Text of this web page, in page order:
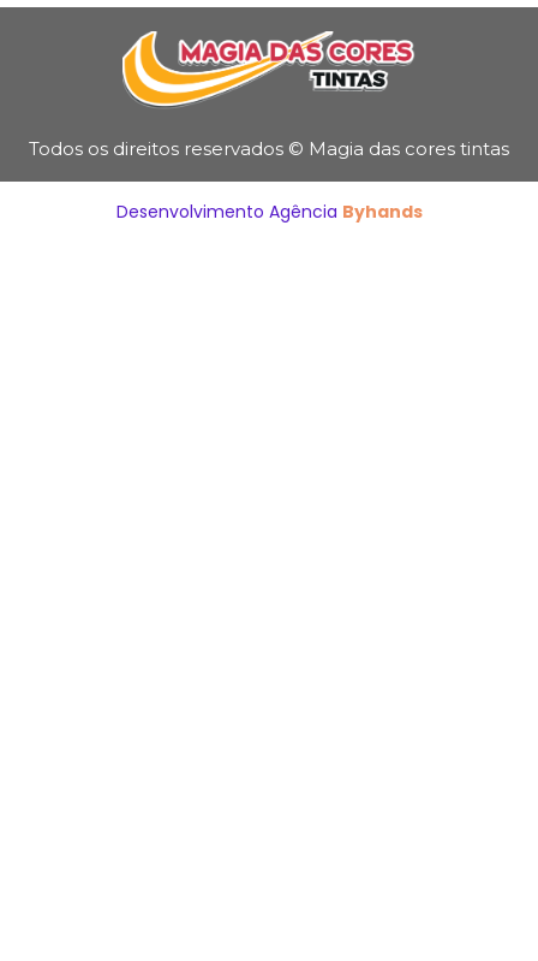
Todos os direitos reservados © Magia das cores tintas
Desenvolvimento Agência Byhands